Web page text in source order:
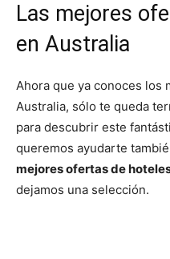
Las mejores
en Australia
Ahora que ya conoces los
Australia, sólo te queda
para descubrir este
queremos ayudarte
mejores ofertas de
dejamos una selección.